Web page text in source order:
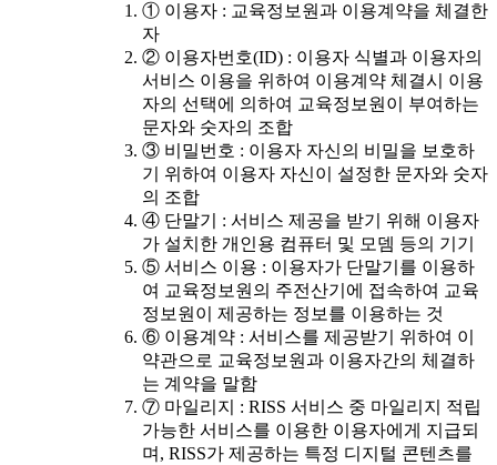
① 이용자 : 교육정보원과 이용계약을 체결한
자
② 이용자번호(ID) : 이용자 식별과 이용자의
서비스 이용을 위하여 이용계약 체결시 이용
자의 선택에 의하여 교육정보원이 부여하는
문자와 숫자의 조합
③ 비밀번호 : 이용자 자신의 비밀을 보호하
기 위하여 이용자 자신이 설정한 문자와 숫자
의 조합
④ 단말기 : 서비스 제공을 받기 위해 이용자
가 설치한 개인용 컴퓨터 및 모뎀 등의 기기
⑤ 서비스 이용 : 이용자가 단말기를 이용하
여 교육정보원의 주전산기에 접속하여 교육
정보원이 제공하는 정보를 이용하는 것
⑥ 이용계약 : 서비스를 제공받기 위하여 이
약관으로 교육정보원과 이용자간의 체결하
는 계약을 말함
⑦ 마일리지 : RISS 서비스 중 마일리지 적립
가능한 서비스를 이용한 이용자에게 지급되
며, RISS가 제공하는 특정 디지털 콘텐츠를